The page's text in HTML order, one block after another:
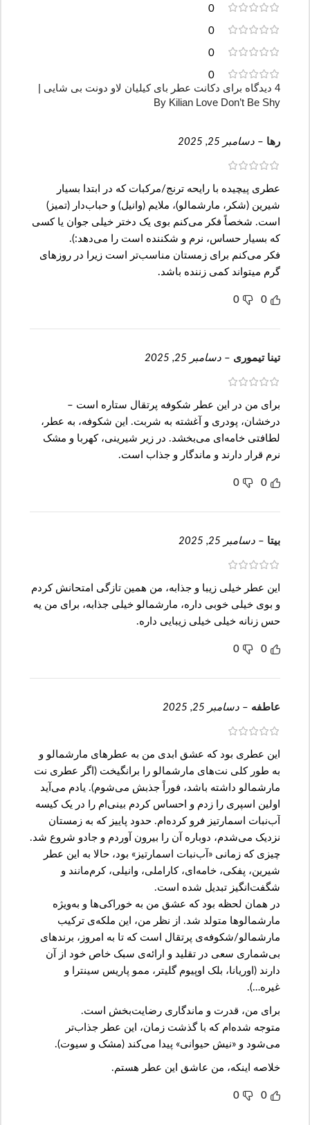
0
0
0
0
4 دیدگاه برای
دکانت عطر بای کیلیان لاو دونت بی شایی |
By Kilian Love Don’t Be Shy
رها – دسامبر 25, 2025
عطری پیچیده با رایحه ترنج/مرکبات که در ابتدا بسیار
شیرین (شکر، مارشمالو)، ملایم (وانیل) و حباب‌دار (تمیز)
است. شخصاً فکر می‌کنم بوی یک دختر خیلی جوان یا کسی
که بسیار حساس، نرم و شکننده است را می‌دهد:).
فکر می‌کنم برای زمستان مناسب‌تر است زیرا در روزهای
گرم میتواند کمی زننده باشد.
0
0
تینا تیموری – دسامبر 25, 2025
برای من در این عطر شکوفه پرتقال ستاره است –
درخشان، پودری و آغشته به شربت. این شکوفه، به عطر،
لطافتی خامه‌ای می‌بخشد. در زیر شیرینی، کهربا و مشک
نرم قرار دارند و ماندگار و جذاب است.
0
0
بیتا – دسامبر 25, 2025
این عطر خیلی زیبا و جذابه، من همین تازگی امتحانش کردم
و بوی خیلی خوبی داره، مارشمالو خیلی جذابه، برای من یه
حس زنانه خیلی خیلی زیبایی داره.
0
0
عاطفه – دسامبر 25, 2025
این عطری بود که عشق ابدی من به عطرهای مارشمالو و
به طور کلی نت‌های مارشمالو را برانگیخت (اگر عطری نت
مارشمالو داشته باشد، فوراً جذبش می‌شوم). یادم می‌آید
اولین اسپری را زدم و احساس کردم بینی‌ام را در یک کیسه
آب‌نبات اسمارتیز فرو کرده‌ام. حدود پاییز که به زمستان
نزدیک می‌شدم، دوباره آن را بیرون آوردم و جادو شروع شد.
چیزی که زمانی «آب‌نبات اسمارتیز» بود، حالا به این عطر
شیرین، پفکی، خامه‌ای، کاراملی، وانیلی، کرم‌مانند و
شگفت‌انگیز تبدیل شده است.
در همان لحظه بود که عشق من به خوراکی‌ها و به‌ویژه
مارشمالوها متولد شد. از نظر من، این ملکه‌ی ترکیب
مارشمالو/شکوفه‌ی پرتقال است که تا به امروز، برندهای
بی‌شماری سعی در تقلید و ارائه‌ی سبک خاص خود از آن
دارند (اوریانا، بلک اوپیوم گلیتر، ممو پاریس سینترا و
غیره…).
برای من، قدرت و ماندگاری رضایت‌بخش است.
متوجه شده‌ام که با گذشت زمان، این عطر جذاب‌تر
می‌شود و «نیش حیوانی» پیدا می‌کند (مشک و سیوت).
خلاصه اینکه، من عاشق این عطر هستم.
0
0